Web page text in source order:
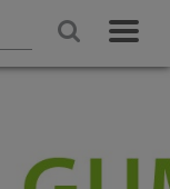
2025 - Übersicht
FRÜHLING